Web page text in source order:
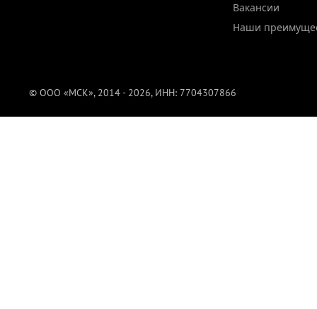
Вакансии
Наши
© ООО «МСК», 2014 - 2026, ИНН: 7704307866